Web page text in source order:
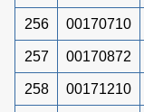
256 00170710
257 00170872
258 00171210